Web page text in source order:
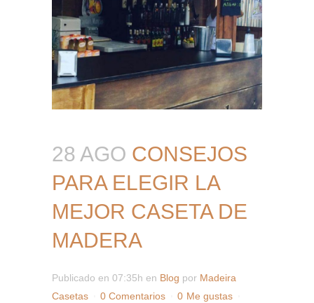
28 AGO CONSEJOS
PARA ELEGIR LA
MEJOR CASETA DE
MADERA
Publicado en 07:35h en Blog por Madeira
Casetas
0 Comentarios 0 Me gustas